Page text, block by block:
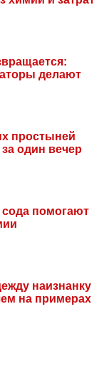
делают
простыней
один вечер
сода помогают
наизнанку
на примерах